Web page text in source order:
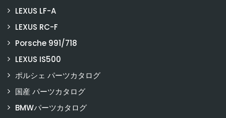
LEXUS LF-A
LEXUS RC-F
Porsche 991/718
LEXUS IS500
ポルシェ パーツカタログ
国産 パーツカタログ
BMWパーツカタログ